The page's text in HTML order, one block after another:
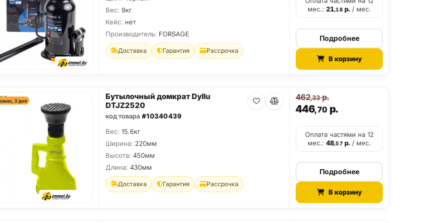
Вес: 9кг
Кейс: нет
Производитель: FORSAGE
Доставка Гарантия Рассрочка
мес.:21,18р./ мес.
Подробнее
В корзину
3 дня
Бутылочный домкрат Dyllu
DTJZ2520
код товара #10340439
Вес: 15.6кг
Ширина: 220мм
Высота: 450мм
Длина: 430мм
Доставка Гарантия Рассрочка
446,70р.
462,33р.
Оплата частями на 12
мес.:48,57 р./ мес.
Подробнее
В корзину